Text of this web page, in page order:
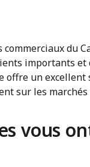
commerciaux du
importants et
offre un
sur les marchés
vous